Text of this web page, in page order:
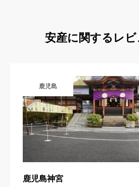
安産に関するレ
鹿児島
鹿児島神宮